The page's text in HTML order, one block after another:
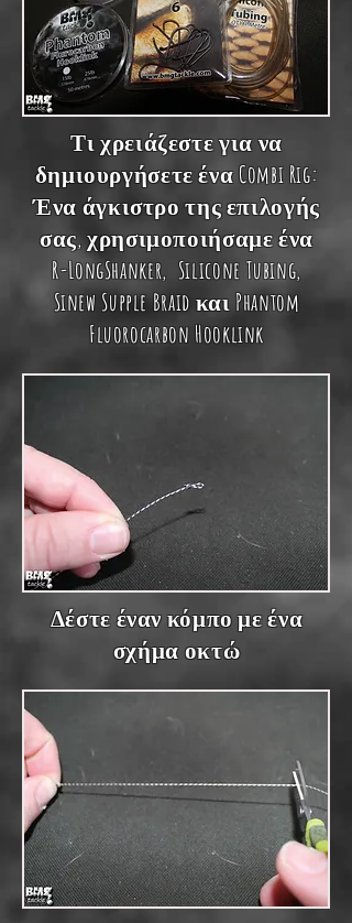
Τι χρειάζεστε για να
δημιουργήσετε ένα Combi Rig:
Ένα άγκιστρο της επιλογής
σας, χρησιμοποιήσαμε ένα
R-LongShanker, Silicone Tubing,
Sinew Supple Braid και Phantom
Fluorocarbon Hooklink
Δέστε έναν κόμπο με ένα
σχήμα οκτώ